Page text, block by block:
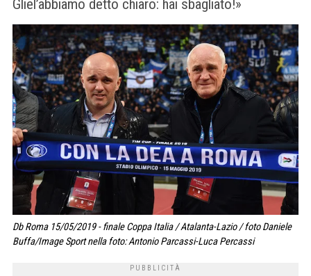
Gliel’abbiamo detto chiaro: hai sbagliato!»
Db Roma 15/05/2019 - finale Coppa Italia / Atalanta-Lazio / foto Daniele
Buffa/Image Sport nella foto: Antonio Parcassi-Luca Percassi